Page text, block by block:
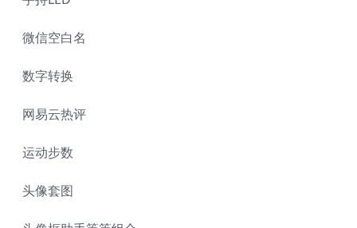
微信空白名
数字转换
网易云热评
运动步数
头像套图